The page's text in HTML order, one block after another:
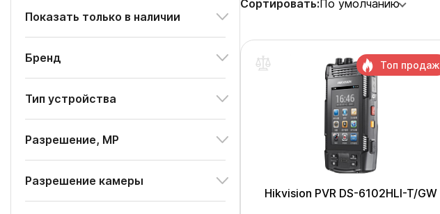
Показать только в наличии
Бренд
Тип устройства
Разрешение, MP
Разрешение камеры
Сортировать:По умолчанию
Hikvision PVR DS-6102HLI-T/GW
Топ продаж